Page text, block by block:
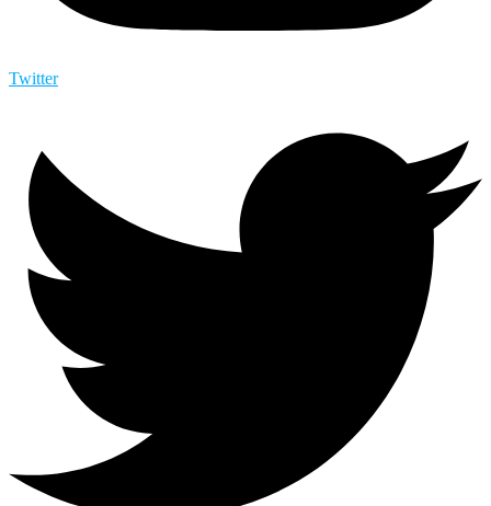
Twitter